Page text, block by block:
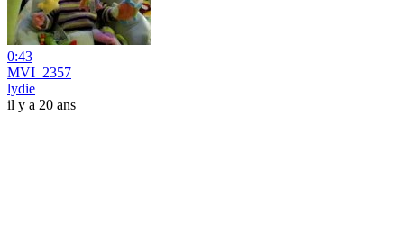
0:43
MVI_2357
lydie
il y a 20 ans